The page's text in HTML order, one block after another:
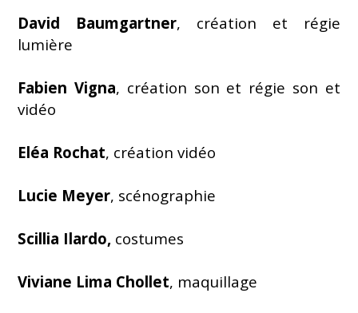
David Baumgartner, création et régie
lumière
Fabien Vigna, création son et régie son et
vidéo
Eléa Rochat, création vidéo
Lucie Meyer, scénographie
Scillia Ilardo, costumes
Viviane Lima Chollet, maquillage